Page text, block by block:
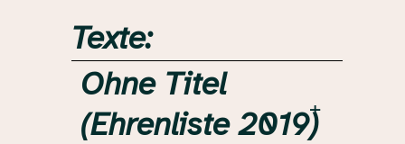
Texte:
Ohne Titel
(Ehrenliste 2019)